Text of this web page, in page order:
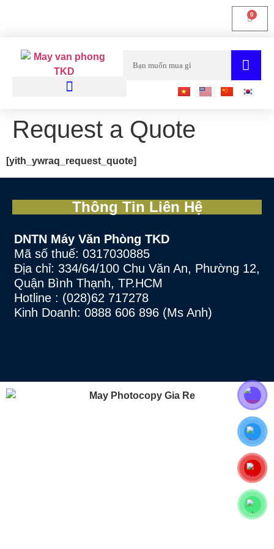
0
Request a Quote
[yith_ywraq_request_quote]
Thông Tin Liên Hệ
DNTN Máy Văn Phòng TKD
Mã số thuế: 0317030885
Địa chỉ: 334/64/100 Chu Văn An, Phường 12,
Quận Bình Thạnh, TP.HCM
Hotline : (028)62 717278
Kinh Doanh: 0888 606 896 (Ms Anh)